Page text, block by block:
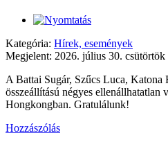
Kategória: Hírek, események
Megjelent: 2026. július 30. csütörtök
A Battai Sugár, Szűcs Luca, Katona
összeállítású négyes ellenállhatatlan
Hongkongban. Gratulálunk!
Hozzászólás